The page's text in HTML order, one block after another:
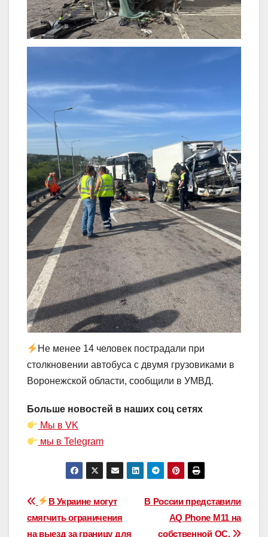
Не менее 14 человек пострадали при
столкновении автобуса с двумя грузовиками в
Воронежской области, сообщили в УМВД.
Больше новостей в наших соц сетях
Мы в VK
мы в Telegram
Навигация
по
В России представили
AQ Phone M11 на
собственной ОС.
В Украине могут
смягчить ограничения
на выезд за границу для